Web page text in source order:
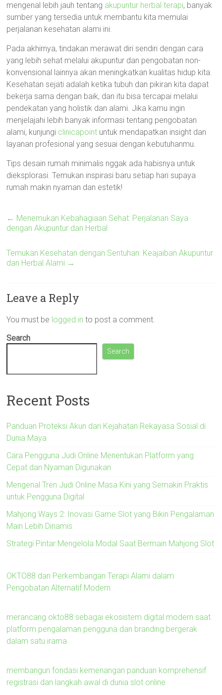
mengenal lebih jauh tentang akupuntur herbal terapi, banyak
sumber yang tersedia untuk membantu kita memulai
perjalanan kesehatan alami ini.
Pada akhirnya, tindakan merawat diri sendiri dengan cara
yang lebih sehat melalui akupuntur dan pengobatan non-
konvensional lainnya akan meningkatkan kualitas hidup kita.
Kesehatan sejati adalah ketika tubuh dan pikiran kita dapat
bekerja sama dengan baik, dan itu bisa tercapai melalui
pendekatan yang holistik dan alami. Jika kamu ingin
menjelajahi lebih banyak informasi tentang pengobatan
alami, kunjungi clinicapoint untuk mendapatkan insight dan
layanan profesional yang sesuai dengan kebutuhanmu.
Tips desain rumah minimalis nggak ada habisnya untuk
dieksplorasi. Temukan inspirasi baru setiap hari supaya
rumah makin nyaman dan estetik!
← Menemukan Kebahagiaan Sehat: Perjalanan Saya
dengan Akupuntur dan Herbal
Temukan Kesehatan dengan Sentuhan: Keajaiban Akupuntur
dan Herbal Alami →
Leave a Reply
You must be logged in to post a comment.
Search
Search
Recent Posts
Panduan Proteksi Akun dari Kejahatan Rekayasa Sosial di
Dunia Maya
Cara Pengguna Judi Online Menentukan Platform yang
Cepat dan Nyaman Digunakan
Mengenal Tren Judi Online Masa Kini yang Semakin Praktis
untuk Pengguna Digital
Mahjong Ways 2: Inovasi Game Slot yang Bikin Pengalaman
Main Lebih Dinamis
Strategi Pintar Mengelola Modal Saat Bermain Mahjong Slot
OKTO88 dan Perkembangan Terapi Alami dalam
Pengobatan Alternatif Modern
merancang okto88 sebagai ekosistem digital modern saat
platform pengalaman pengguna dan branding bergerak
dalam satu irama
membangun fondasi kemenangan panduan komprehensif
registrasi dan langkah awal di dunia slot online